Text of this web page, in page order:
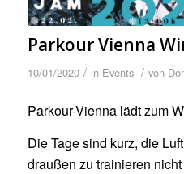
Parkour Vienna
10/01/2020 / in Events / von
Parkour-Vienna lädt zum
Die Tage sind kurz, die
draußen zu trainieren